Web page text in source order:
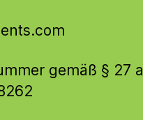
gemäß § 27 a